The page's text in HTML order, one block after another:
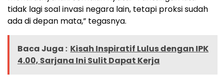
tidak lagi soal invasi negara lain, tetapi proksi sudah
ada di depan mata,” tegasnya.
Baca Juga : Kisah Inspiratif Lulus dengan IPK
4.00, Sarjana Ini Sulit Dapat Kerja